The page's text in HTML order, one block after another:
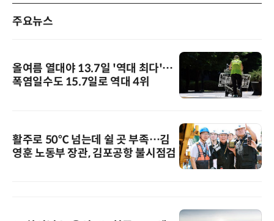
주요뉴스
올여름 열대야 13.7일 '역대 최다'…
폭염일수도 15.7일로 역대 4위
활주로 50℃ 넘는데 쉴 곳 부족…김
영훈 노동부 장관, 김포공항 불시점검